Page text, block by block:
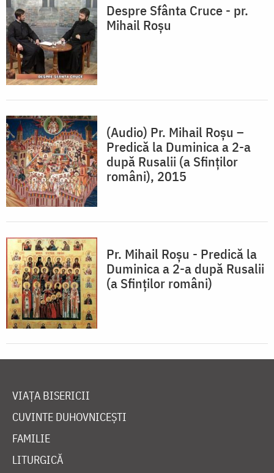
Despre Sfânta Cruce - pr.
Mihail Roșu
(Audio) Pr. Mihail Roșu –
Predică la Duminica a 2-a
după Rusalii (a Sfinților
români), 2015
Pr. Mihail Roșu - Predică la
Duminica a 2-a după Rusalii
(a Sfinților români)
VIAȚA BISERICII
CUVINTE DUHOVNICEȘTI
FAMILIE
LITURGICĂ